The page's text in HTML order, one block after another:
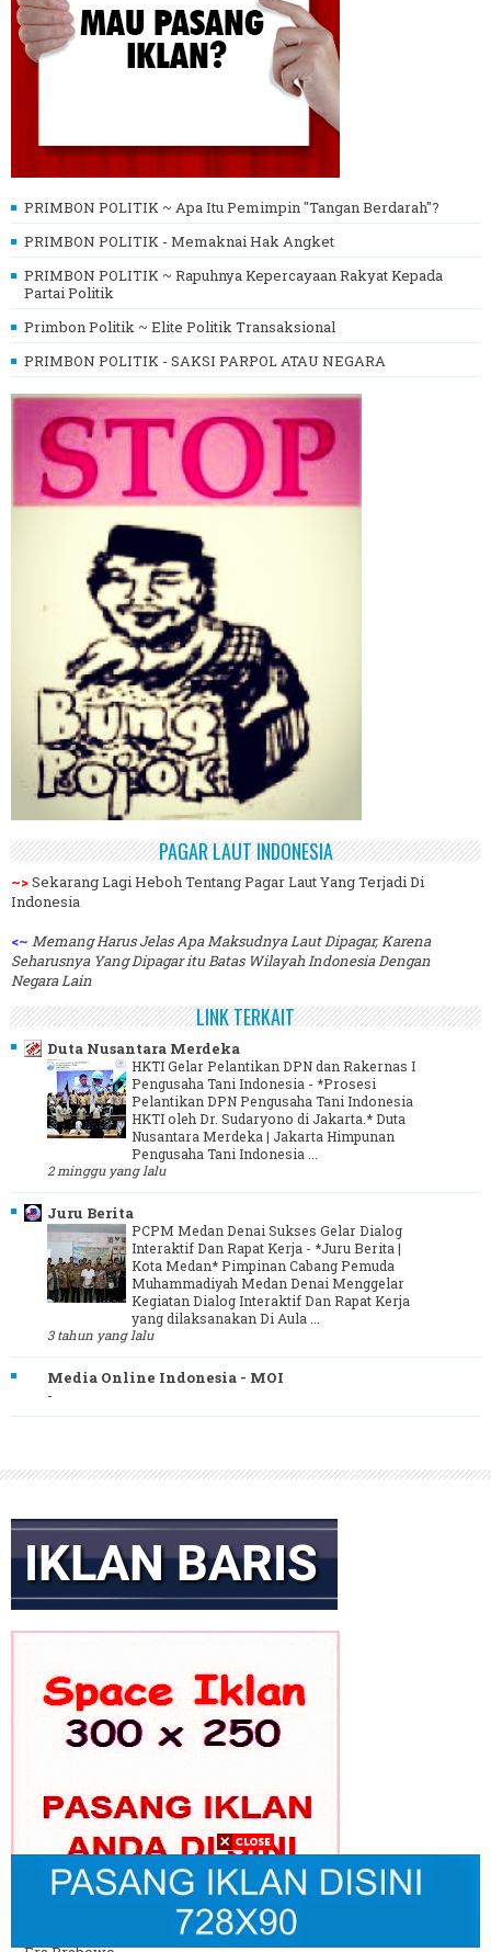
PRIMBON POLITIK ~ Apa Itu Pemimpin "Tangan Berdarah"?
PRIMBON POLITIK - Memaknai Hak Angket
PRIMBON POLITIK ~ Rapuhnya Kepercayaan Rakyat Kepada
Partai Politik
Primbon Politik ~ Elite Politik Transaksional
PRIMBON POLITIK - SAKSI PARPOL ATAU NEGARA
PAGAR LAUT INDONESIA
~>Sekarang Lagi Heboh Tentang Pagar Laut Yang Terjadi Di
Indonesia
<~ Memang Harus Jelas Apa Maksudnya Laut Dipagar, Karena
Seharusnya Yang Dipagar itu Batas Wilayah Indonesia Dengan
Negara Lain
LINK TERKAIT
Duta Nusantara Merdeka
HKTI Gelar Pelantikan DPN dan Rakernas I
Pengusaha Tani Indonesia - *Prosesi
Pelantikan DPN Pengusaha Tani Indonesia
HKTI oleh Dr. Sudaryono di Jakarta.* Duta
Nusantara Merdeka | Jakarta Himpunan
Pengusaha Tani Indonesia ...
2 minggu yang lalu
Juru Berita
PCPM Medan Denai Sukses Gelar Dialog
Interaktif Dan Rapat Kerja - *Juru Berita |
Kota Medan* Pimpinan Cabang Pemuda
Muhammadiyah Medan Denai Menggelar
Kegiatan Dialog Interaktif Dan Rapat Kerja
yang dilaksanakan Di Aula ...
3 tahun yang lalu
Media Online Indonesia - MOI
-
GEKIRA Gelar Rakernas Bahas Transformasi Ekonomi Nasional